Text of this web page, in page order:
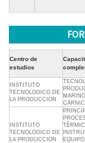
Centro de
estudios
INSTITUTO
TECNOLOGICO DE
LA PRODUCCION
INSTITUTO
TECNOLOGICO DE
LA PRODUCCION